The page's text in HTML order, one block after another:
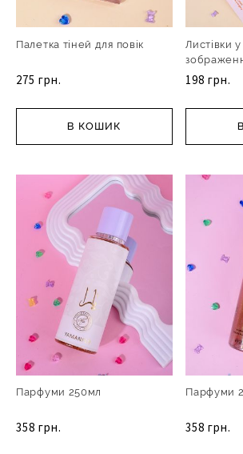
Палетка тіней для повік
275 грн.
В КОШИК
Листівки
198 грн.
Парфуми 250мл
358 грн.
Парфуми
358 грн.